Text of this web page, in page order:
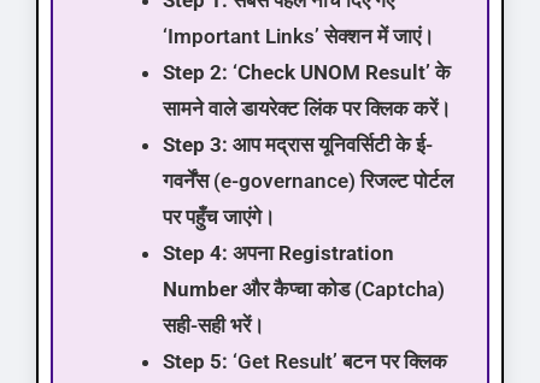
‘Important Links’ सेक्शन में जाएं।
Step 2: ‘Check UNOM Result’ के
सामने वाले डायरेक्ट लिंक पर क्लिक करें।
Step 3: आप मद्रास यूनिवर्सिटी के ई-
गवर्नेंस (e-governance) रिजल्ट पोर्टल
पर पहुँच जाएंगे।
Step 4: अपना Registration
Number और कैप्चा कोड (Captcha)
सही-सही भरें।
Step 5: ‘Get Result’ बटन पर क्लिक